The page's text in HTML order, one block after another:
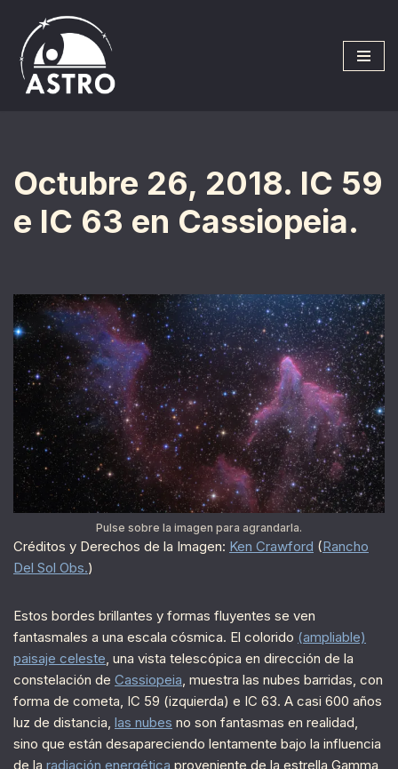
Saltar
al
contenido
Octubre 26, 2018. IC 59
e IC 63 en Cassiopeia.
Pulse sobre la imagen para agrandarla.
Créditos y Derechos de la Imagen: Ken Crawford (Rancho
Del Sol Obs.)
Estos bordes brillantes y formas fluyentes se ven
fantasmales a una escala cósmica. El colorido (ampliable)
paisaje celeste, una vista telescópica en dirección de la
constelación de Cassiopeia, muestra las nubes barridas, con
forma de cometa, IC 59 (izquierda) e IC 63. A casi 600 años
luz de distancia, las nubes no son fantasmas en realidad,
sino que están desapareciendo lentamente bajo la influencia
de la radiación energética proveniente de la estrella Gamma